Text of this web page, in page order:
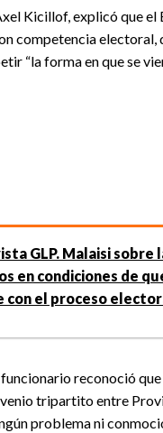
Kicillof, explicó que
competencia electoral,
“la forma en que se
GLP. Malaisi sobre
en condiciones de
con el proceso
reconoció
tripartito entre
problema ni